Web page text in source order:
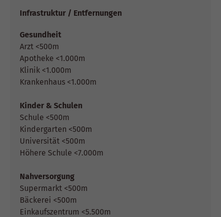
Infrastruktur / Entfernungen
Gesundheit
Arzt <500m
Apotheke <1.000m
Klinik <1.000m
Krankenhaus <1.000m
Kinder & Schulen
Schule <500m
Kindergarten <500m
Universität <500m
Höhere Schule <7.000m
Nahversorgung
Supermarkt <500m
Bäckerei <500m
Einkaufszentrum <5.500m